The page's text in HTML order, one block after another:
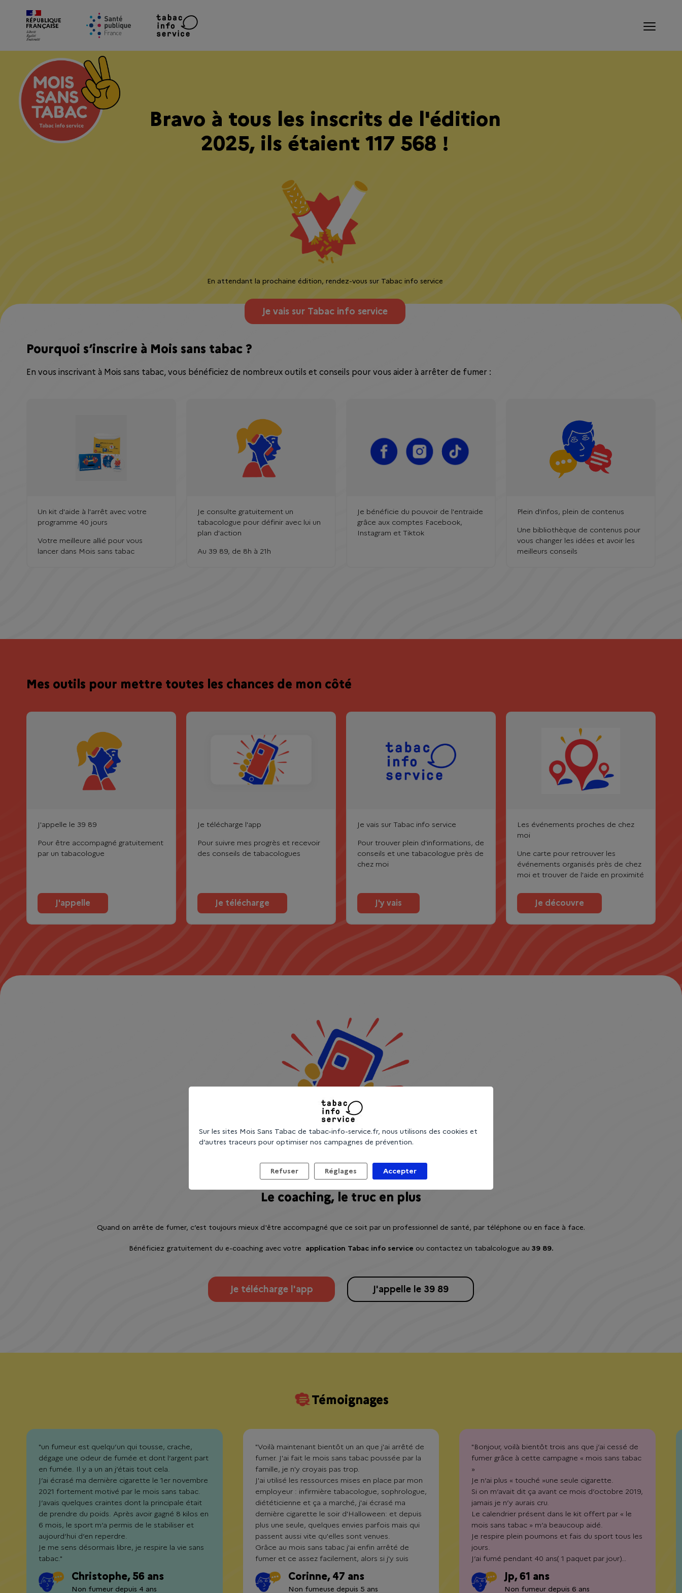
Bravo à tous les inscrits de l'édition
2025, ils étaient 117 568 !
En attendant la prochaine édition, rendez-vous sur Tabac info service
Je vais sur Tabac info service
Pourquoi s’inscrire à Mois sans tabac ?
En vous inscrivant à Mois sans tabac, vous bénéficiez de nombreux outils et conseils pour vous aider à arrêter de fumer :
Un kit d'aide à l'arrêt avec votre
programme 40 jours
Votre meilleure allié pour vous
lancer dans Mois sans tabac
Je consulte gratuitement un
tabacologue pour définir avec lui un
plan d'action
Au 39 89, de 8h à 21h
Je bénéficie du pouvoir de l'entraide
grâce aux comptes Facebook,
Instagram et Tiktok
Plein d'infos, plein de contenus
Une bibliothèque de contenus pour
vous changer les idées et avoir les
meilleurs conseils
Mes outils pour mettre toutes les chances de mon côté
J'appelle le 39 89
Pour être accompagné gratuitement
par un tabacologue
J'appelle
Je télécharge l'app
Pour suivre mes progrès et recevoir
des conseils de tabacologues
Je télécharge
Je vais sur Tabac info service
Pour trouver plein d'informations, de
conseils et une tabacologue près de
chez moi
J'y vais
Les événements proches de chez
moi
Une carte pour retrouver les
événements organisés près de chez
moi et trouver de l'aide en proximité
Je découvre
Le coaching, le truc en plus
Quand on arrête de fumer, c’est toujours mieux d'être accompagné que ce soit par un professionnel de santé, par téléphone ou en face à face.
Bénéficiez gratuitement du e-coaching avec votre application Tabac info service ou contactez un tabalcologue au 39 89.
Je télécharge l'app J'appelle le 39 89
Témoignages
"un fumeur est quelqu’un qui tousse, crache,
dégage une odeur de fumée et dont l’argent part
en fumée. Il y a un an j’étais tout cela.
J’ai écrasé ma dernière cigarette le 1er novembre
2021 fortement motivé par le mois sans tabac.
J’avais quelques craintes dont la principale était
de prendre du poids. Après avoir gagné 8 kilos en
6 mois, le sport m’a permis de le stabiliser et
aujourd’hui d’en reperdre.
Je me sens désormais libre, je respire la vie sans
tabac."
Christophe, 56 ans
Non fumeur depuis 4 ans
"Voilà maintenant bientôt un an que j'ai arrêté de
fumer. J'ai fait le mois sans tabac poussée par la
famille, je n'y croyais pas trop.
J'ai utilisé les ressources mises en place par mon
employeur : infirmière tabacologue, sophrologue,
diététicienne et ça a marché, j'ai écrasé ma
dernière cigarette le soir d'Halloween: et depuis
plus une seule, quelques envies parfois mais qui
passent aussi vite qu'elles sont venues.
Grâce au mois sans tabac j'ai enfin arrêté de
fumer et ce assez facilement, alors si j'y suis
arrivée, vous pouvez y arriver! courage"
Corinne, 47 ans
Non fumeuse depuis 5 ans
"Bonjour, voilà bientôt trois ans que j’ai cessé de
fumer grâce à cette campagne « mois sans tabac
»
Je n’ai plus « touché »une seule cigarette.
Si on m’avait dit ça avant ce mois d’octobre 2019,
jamais je n’y aurais cru.
Le calendrier présent dans le kit offert par « le
mois sans tabac » m’a beaucoup aidé.
Je respire plein poumons et fais du sport tous les
jours.
J’ai fumé pendant 40 ans( 1 paquet par jour)…
Imaginez également les économies!
Croyez en vous."
Jp, 61 ans
Non fumeur depuis 6 ans
Sur les sites Mois Sans Tabac de tabac-info-service.fr, nous utilisons des cookies et
d’autres traceurs pour optimiser nos campagnes de prévention.
Refuser Réglages Accepter